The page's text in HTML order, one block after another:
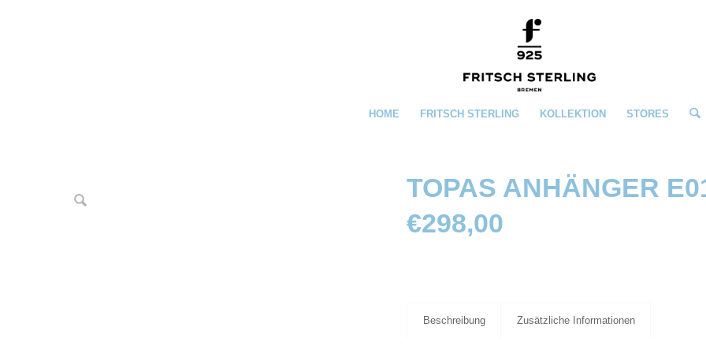
HOME FRITSCH STERLING KOLLEKTION STORES
TOPAS ANHÄNGER
€298,00
Beschreibung Zusätzliche Informationen